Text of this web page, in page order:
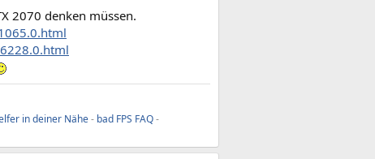
2070 denken müssen.
in deiner Nähe- bad FPS FAQ-